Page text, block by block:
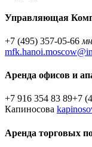
Управляющая
+7 (495) 357-05-66
Аренда офисов и
+7 916 354 83 89+7
Капиносова
Аренда торговых